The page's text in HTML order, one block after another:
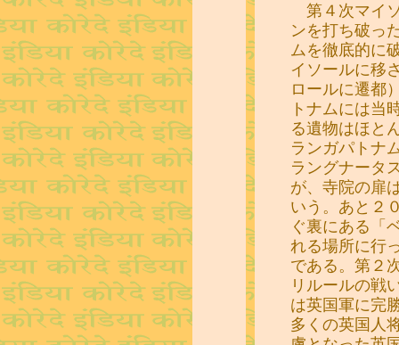
第４次マイ
ンを打ち破っ
ムを徹底的に
イソールに移
ロールに遷都
トナムには当
る遺物はほと
ランガパトナ
ラングナータ
が、寺院の扉
いう。あと２
ぐ裏にある「
れる場所に行
である。第２
リルールの戦
は英国軍に完
多くの英国人